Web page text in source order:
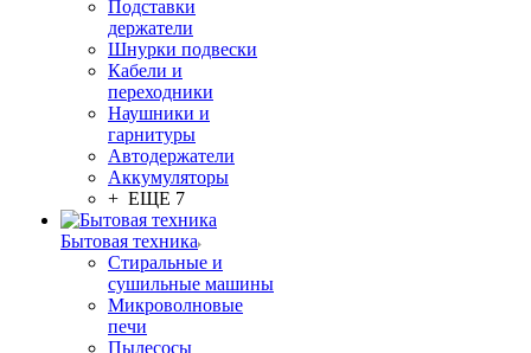
Подставки
держатели
Шнурки подвески
Кабели и
переходники
Наушники и
гарнитуры
Автодержатели
Аккумуляторы
+ ЕЩЕ 7
Бытовая техника
Стиральные и
сушильные машины
Микроволновые
печи
Пылесосы